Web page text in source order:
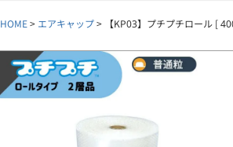
HOME エアキャップ 【KP03】プチプチロール [